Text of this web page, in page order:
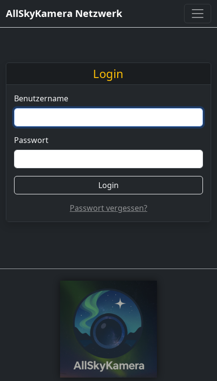
AllSkyKamera Netzwerk
Login
Benutzername
Passwort
Login
Passwort vergessen?